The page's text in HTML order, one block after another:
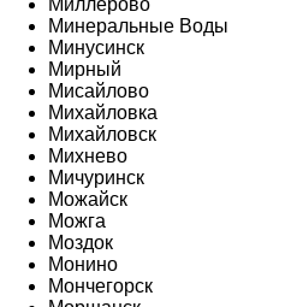
Миллерово
Минеральные Воды
Минусинск
Мирный
Мисайлово
Михайловка
Михайловск
Михнево
Мичуринск
Можайск
Можга
Моздок
Монино
Мончегорск